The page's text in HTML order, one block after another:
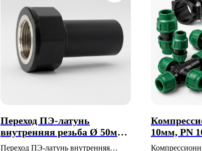
Переход ПЭ-латунь
внутренняя резьба Ø 50мм,
ВР-1 1/2", SDR 11 в Казани
Переход ПЭ-латунь внутренняя
10мм, PN